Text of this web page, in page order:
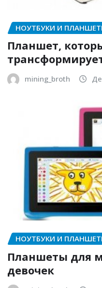
НОУТБУКИ И
Планшет,
mining_broth
НОУТБУКИ И
Планшеты для
девочек